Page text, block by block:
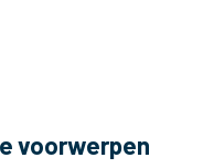
voorwerpen